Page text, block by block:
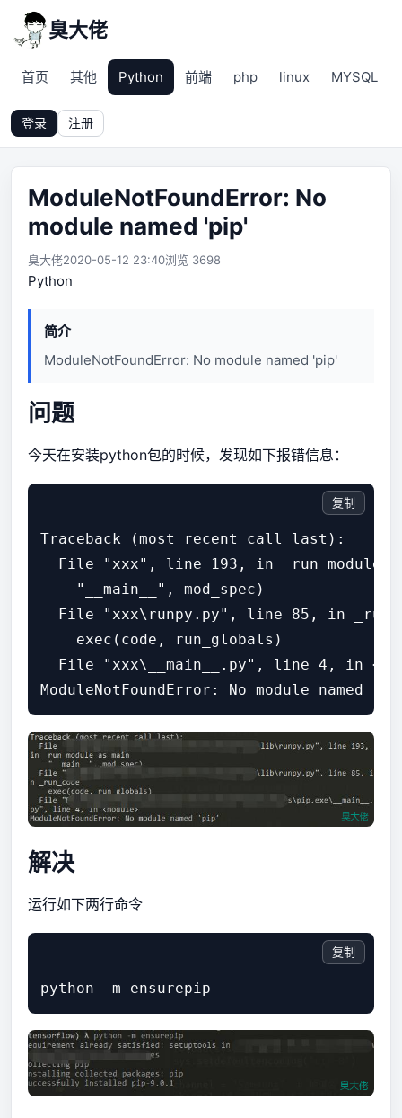
臭大佬
首页 其他 Python 前端 php linux MYSQL
登录 注册
ModuleNotFoundError: No
module named 'pip'
臭大佬2020-05-12 23:40浏览 3698
Python
简介
ModuleNotFoundError: No module named 'pip'
问题
今天在安装python包的时候，发现如下报错信息：
Traceback (most recent call last):
File "xxx", line 193, in
    "__main__", mod_spec)
File "xxx\runpy.py", line 85, in
    exec(code, run_globals)
File "xxx\__main__.py", line 4, in
复制
解决
运行如下两行命令
复制